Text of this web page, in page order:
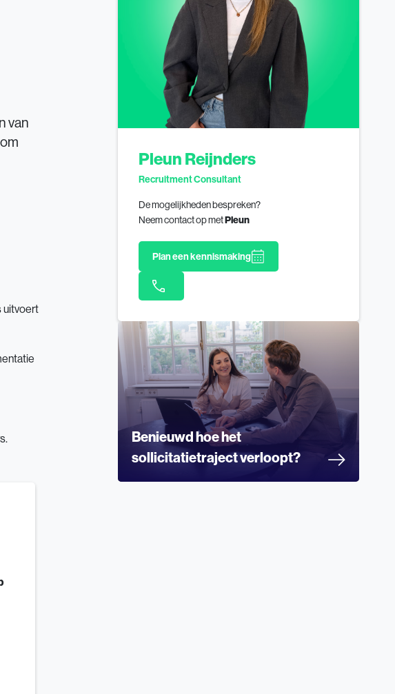
van
uitvoert
Pleun Reijnders
Recruitment Consultant
De mogelijkheden bespreken?
Neem contact op metPleun
Plan een kennismaking
Benieuwd hoe het
sollicitatietraject verloopt?